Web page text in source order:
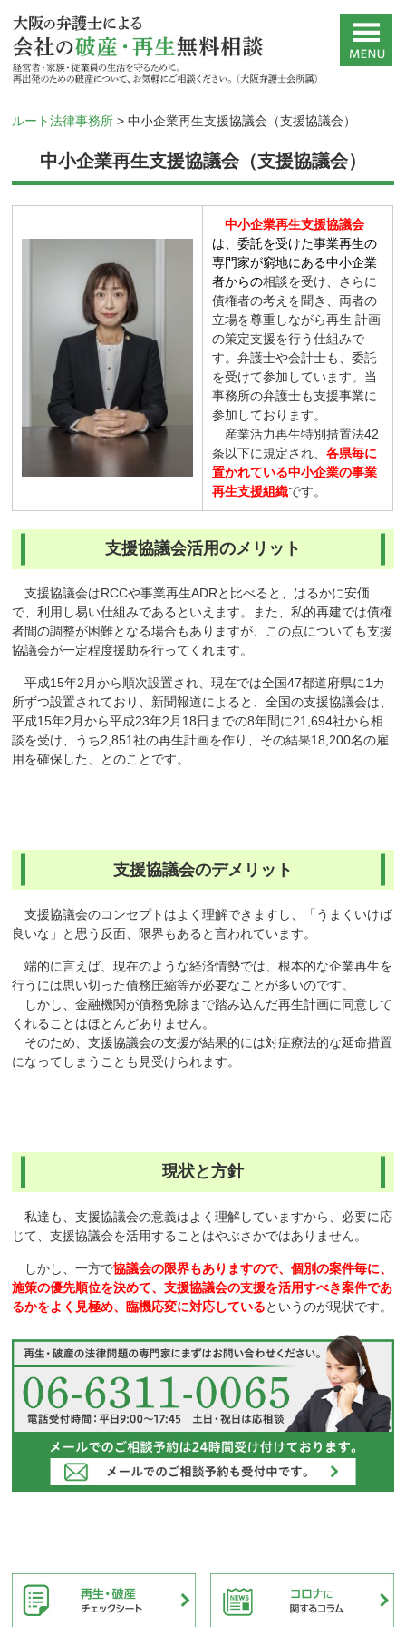
ルート法律事務所 >中小企業再生支援協議会（支援協議会）
中小企業再生支援協議会（支援協議会）
中小企業再生支援協議会
は、委託を受けた事業再生の
専門家が窮地にある中小企業
者からの相談を受け、さらに
債権者の考えを聞き、両者の
立場を尊重しながら再生 計画
の策定支援を行う仕組みで
す。弁護士や会計士も、委託
を受けて参加しています。当
事務所の弁護士も支援事業に
参加しております。
産業活力再生特別措置法42
条以下に規定され、各県毎に
置かれている中小企業の事業
再生支援組織です。
支援協議会活用のメリット
支援協議会はRCCや事業再生ADRと比べると、はるかに安価
で、利用し易い仕組みであるといえます。また、私的再建では債権
者間の調整が困難となる場合もありますが、この点についても支援
協議会が一定程度援助を行ってくれます。
平成15年2月から順次設置され、現在では全国47都道府県に1カ
所ずつ設置されており、新聞報道によると、全国の支援協議会は、
平成15年2月から平成23年2月18日までの8年間に21,694社から相
談を受け、うち2,851社の再生計画を作り、その結果18,200名の雇
用を確保した、とのことです。
支援協議会のデメリット
支援協議会のコンセプトはよく理解できますし、「うまくいけば
良いな」と思う反面、限界もあると言われています。
端的に言えば、現在のような経済情勢では、根本的な企業再生を
行うには思い切った債務圧縮等が必要なことが多いのです。
しかし、金融機関が債務免除まで踏み込んだ再生計画に同意して
くれることはほとんどありません。
そのため、支援協議会の支援が結果的には対症療法的な延命措置
になってしまうことも見受けられます。
現状と方針
私達も、支援協議会の意義はよく理解していますから、必要に応
じて、支援協議会を活用することはやぶさかではありません。
しかし、一方で協議会の限界もありますので、個別の案件毎に、
施策の優先順位を決めて、支援協議会の支援を活用すべき案件であ
るかをよく見極め、臨機応変に対応しているというのが現状です。